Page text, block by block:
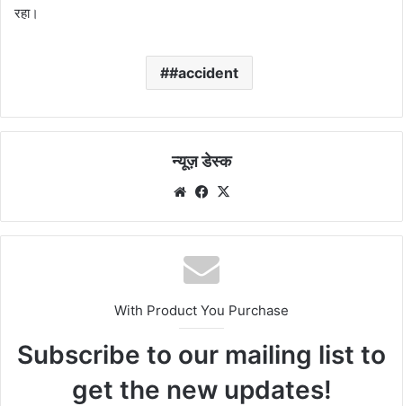
रहा।
#accident
न्यूज़ डेस्क
WebsiteFacebook
With Product You Purchase
Subscribe to our mailing list to
get the new updates!